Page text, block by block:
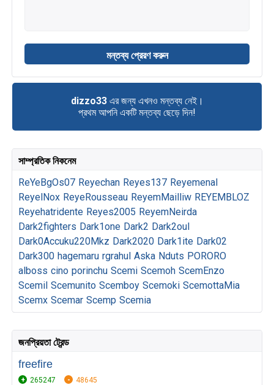
dizzo33এর জন্য এখনও মন্তব্য নেই।
প্রথম আপনি একটি মন্তব্য ছেড়ে দিন!
সাম্প্রতিক নিকনেম
ReYeBgOs07 Reyechan Reyes137 Reyemenal
ReyelNox ReyeRousseau ReyemMailliw REYEMBLOZ
Reyehatridente Reyes2005 ReyemNeirda
Dark2fighters Dark1one Dark2 Dark2oul
Dark0Accuku220Mkz Dark2020 Dark1ite Dark02
Dark300 hagemaru rgrahul Aska Nduts PORORO
alboss cino porinchu Scemi Scemoh ScemEnzo
Scemil Scemunito Scemboy Scemoki ScemottaMia
Scemx Scemar Scemp Scemia
জনপ্রিয়তা ট্রেন্ড
freefire
265247 48645